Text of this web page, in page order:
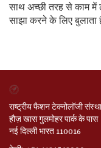
साथ अच्छी तरह से काम में
साझा करने के लिए बुलाता
राष्ट्रीय फैशन टेक्नोलॉजी
हौज़ खास गुलमोहर पार्क के पास
नई दिल्ली भारत 110016